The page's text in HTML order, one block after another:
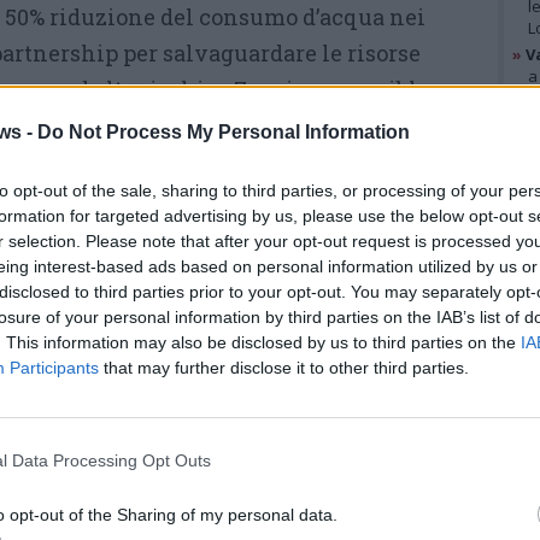
- Do Not Process My Personal Information
opt-out of the sale, sharing to third parties, or processing of your
for targeted advertising by us, please use the below opt-out
selection. Please note that after your opt-out request is processed
interest-based ads based on personal information utilized by us
to third parties prior to your opt-out. You may separately
of your personal information by third parties on the IAB’s list of
This information may also be disclosed by us to third parties on the
Participants that may further disclose it to other third parties.
Data Processing Opt Outs
opt-out of the Sharing of my personal data.
riduzione del consumo d’acqua nei
per salvaguardare le risorse
aree ad alto rischio; Zero irresponsible
sul consumo responsabile; Zero
sul lavoro.
«Da tempo in Confservizi
Lombardia e all’interno delle
nostre aziende – spiega il
Alessandro Russo , presidente
dell’associazione che
territorio regionale – stiamo
lavorando sul tema della
»